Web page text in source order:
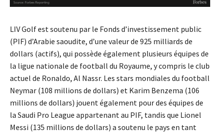
LIV Golf est soutenu par le Fonds d’investissement public
(PIF) d’Arabie saoudite, d’une valeur de 925 milliards de
dollars (actifs), qui possède également plusieurs équipes de
la ligue nationale de football du Royaume, y compris le club
actuel de Ronaldo, Al Nassr. Les stars mondiales du football
Neymar (108 millions de dollars) et Karim Benzema (106
millions de dollars) jouent également pour des équipes de
la Saudi Pro League appartenant au PIF, tandis que Lionel
Messi (135 millions de dollars) a soutenu le pays en tant